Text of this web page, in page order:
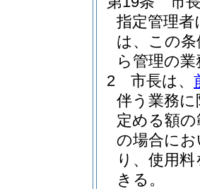
指定管理
は、この
ら管理の
2
市長は、
伴う業務に
定める額
の場合に
り、使用
きる。